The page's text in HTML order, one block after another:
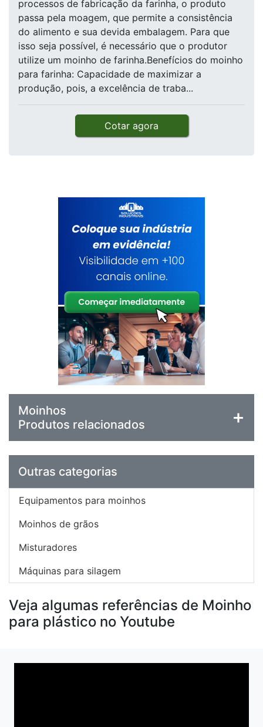
processos de fabricação da farinha, o produto
passa pela moagem, que permite a consistência
do alimento e sua devida embalagem. Para que
isso seja possível, é necessário que o produtor
utilize um moinho de farinha.Benefícios do moinho
para farinha: Capacidade de maximizar a
produção, pois, a excelência de traba...
Cotar agora
Moinhos
Produtos relacionados
Outras categorias
Equipamentos para moinhos
Moinhos de grãos
Misturadores
Máquinas para silagem
Veja algumas referências de Moinho
para plástico no Youtube